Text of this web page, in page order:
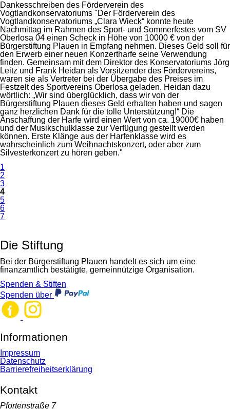
Dankesschreiben des Förderverein des
Vogtlandkonservatoriums "Der Förderverein des
Vogtlandkonservatoriums „Clara Wieck“ konnte heute
Nachmittag im Rahmen des Sport- und Sommerfestes vom SV
Oberlosa 04 einen Scheck in Höhe von 10000 € von der
Bürgerstiftung Plauen in Empfang nehmen. Dieses Geld soll für
den Erwerb einer neuen Konzertharfe seine Verwendung
finden. Gemeinsam mit dem Direktor des Konservatoriums Jörg
Leitz und Frank Heidan als Vorsitzender des Fördervereins,
waren sie als Vertreter bei der Übergabe des Preises im
Festzelt des Sportvereins Oberlosa geladen. Heidan dazu
wörtlich: „Wir sind überglücklich, dass wir von der
Bürgerstiftung Plauen dieses Geld erhalten haben und sagen
ganz herzlichen Dank für die tolle Unterstützung!“ Die
Anschaffung der Harfe wird einen Wert von ca. 19000€ haben
und der Musikschulklasse zur Verfügung gestellt werden
können. Erste Klänge aus der Harfenklasse wird es
wahrscheinlich zum Weihnachtskonzert, oder aber zum
Silvesterkonzert zu hören geben."
1
2
3
4
5
6
7
Die Stiftung
Bei der Bürgerstiftung Plauen handelt es sich um eine
finanzamtlich bestätigte, gemeinnützige Organisation.
Spenden & Stiften
Spenden über
Informationen
Navigation
überspringen
Impressum
Datenschutz
Barrierefreiheitserklärung
Kontakt
Pfortenstraße 7